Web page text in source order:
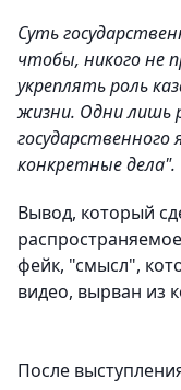
Суть
чтобы, никого не
укреплять роль
жизни. Одни лишь
конкретные дела".
Вывод, который
фейк, "смысл",
видео, вырван из
После